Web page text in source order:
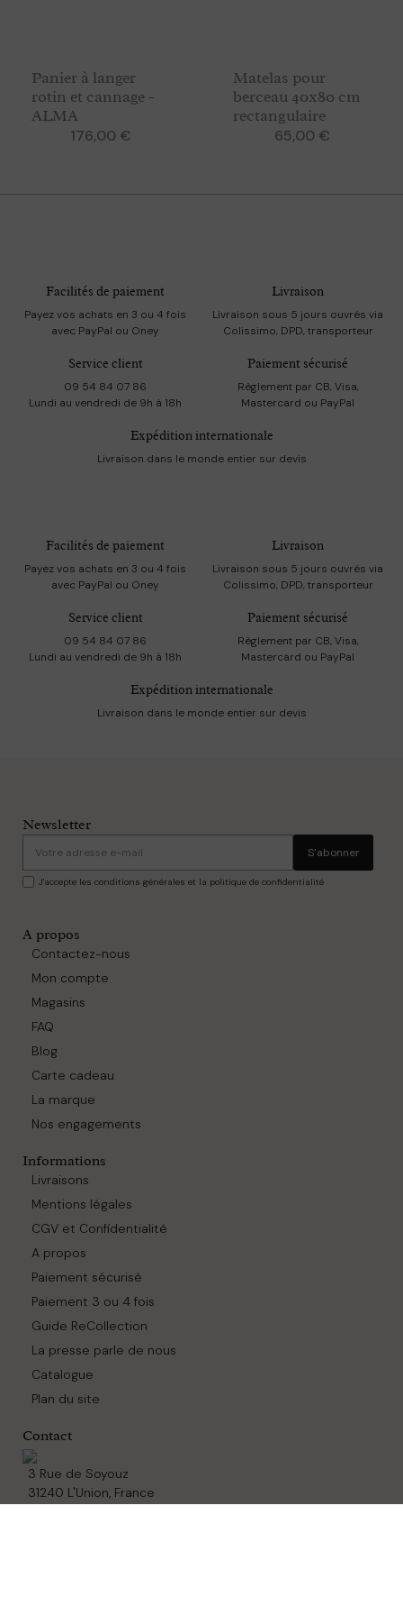
Panier à langer
rotin et cannage -
ALMA
Prix
176,00 €
Matelas pour
berceau 40x80 cm
rectangulaire
Prix
65,00 €
Facilités de paiement
Payez vos achats en 3 ou 4 fois
avec PayPal ou Oney
Livraison
Livraison sous 5 jours ouvrés via
Colissimo, DPD, transporteur
Service client
09 54 84 07 86
Lundi au vendredi de 9h à 18h
Paiement sécurisé
Règlement par CB, Visa,
Mastercard ou PayPal
Expédition internationale
Livraison dans le monde entier sur devis
Facilités de paiement
Payez vos achats en 3 ou 4 fois
avec PayPal ou Oney
Livraison
Livraison sous 5 jours ouvrés via
Colissimo, DPD, transporteur
Service client
09 54 84 07 86
Lundi au vendredi de 9h à 18h
Paiement sécurisé
Règlement par CB, Visa,
Mastercard ou PayPal
Expédition internationale
Livraison dans le monde entier sur devis
Newsletter
S’abonner
J'accepte les conditions générales et la politique de confidentialité
A propos
Contactez-nous
Mon compte
Magasins
FAQ
Blog
Carte cadeau
La marque
Nos engagements
Informations
Livraisons
Mentions légales
CGV et Confidentialité
A propos
Paiement sécurisé
Paiement 3 ou 4 fois
Guide ReCollection
La presse parle de nous
Catalogue
Plan du site
Contact
3 Rue de Soyouz
31240 L'Union, France